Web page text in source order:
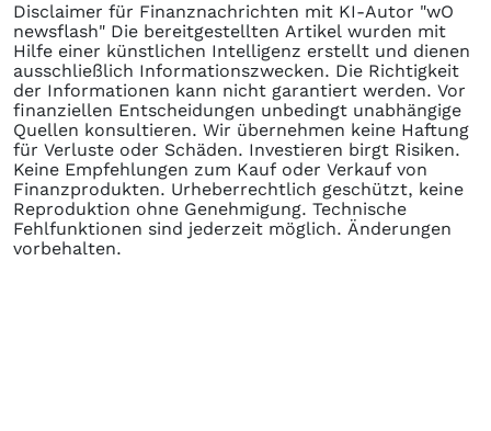
Disclaimer für Finanznachrichten mit KI-Autor "wO
newsflash" Die bereitgestellten Artikel wurden mit
Hilfe einer künstlichen Intelligenz erstellt und dienen
ausschließlich Informationszwecken. Die Richtigkeit
der Informationen kann nicht garantiert werden. Vor
finanziellen Entscheidungen unbedingt unabhängige
Quellen konsultieren. Wir übernehmen keine Haftung
für Verluste oder Schäden. Investieren birgt Risiken.
Keine Empfehlungen zum Kauf oder Verkauf von
Finanzprodukten. Urheberrechtlich geschützt, keine
Reproduktion ohne Genehmigung. Technische
Fehlfunktionen sind jederzeit möglich. Änderungen
vorbehalten.